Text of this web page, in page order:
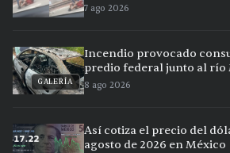
7 ago 2026
GALERÍA
Incendio provocado
predio federal junto al río
8 ago 2026
Así cotiza el precio del
agosto de 2026 en México